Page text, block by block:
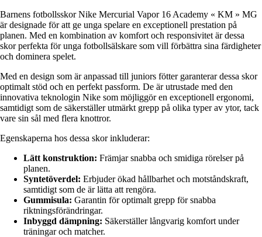
Barnens fotbollsskor Nike Mercurial Vapor 16 Academy « KM » MG
är designade för att ge unga spelare en exceptionell prestation på
planen. Med en kombination av komfort och responsivitet är dessa
skor perfekta för unga fotbollsälskare som vill förbättra sina färdigheter
och dominera spelet.
Med en design som är anpassad till juniors fötter garanterar dessa skor
optimalt stöd och en perfekt passform. De är utrustade med den
innovativa teknologin Nike som möjliggör en exceptionell ergonomi,
samtidigt som de säkerställer utmärkt grepp på olika typer av ytor, tack
vare sin sål med flera knottror.
Egenskaperna hos dessa skor inkluderar:
Lätt konstruktion: Främjar snabba och smidiga rörelser på
planen.
Syntetöverdel: Erbjuder ökad hållbarhet och motståndskraft,
samtidigt som de är lätta att rengöra.
Gummisula: Garantin för optimalt grepp för snabba
riktningsförändringar.
Inbyggd dämpning: Säkerställer långvarig komfort under
träningar och matcher.